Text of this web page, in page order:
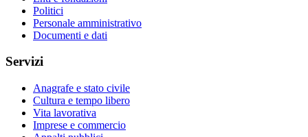
Politici
Personale amministrativo
Documenti e dati
Servizi
Anagrafe e stato civile
Cultura e tempo libero
Vita lavorativa
Imprese e commercio